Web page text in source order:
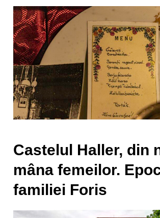
Castelul Haller, din
mâna femeilor.
familiei Foris